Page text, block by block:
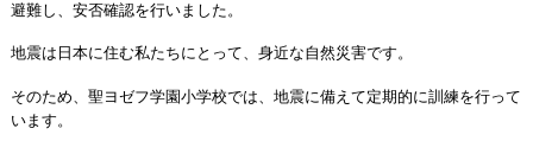
避難し、安否確認を行いました。
地震は日本に住む私たちにとって、身近な自然災害です。
そのため、聖ヨゼフ学園小学校では、地震に備えて定期的に訓練を行って
います。